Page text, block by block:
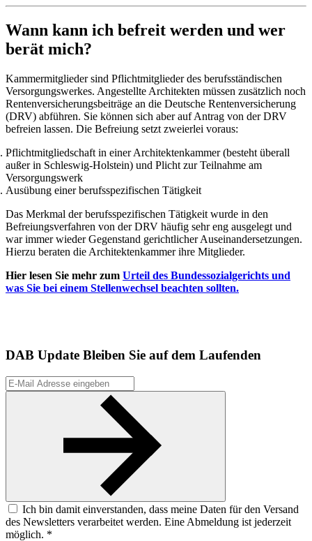
Wann kann ich befreit werden und wer
berät mich?
Kammermitglieder sind Pflichtmitglieder des berufsständischen
Versorgungswerkes. Angestellte Architekten müssen zusätzlich noch
Rentenversicherungsbeiträge an die Deutsche Rentenversicherung
(DRV) abführen. Sie können sich aber auf Antrag von der DRV
befreien lassen. Die Befreiung setzt zweierlei voraus:
Pflichtmitgliedschaft in einer Architektenkammer (besteht überall
außer in Schleswig-Holstein) und Plicht zur Teilnahme am
Versorgungswerk
Ausübung einer berufsspezifischen Tätigkeit
Das Merkmal der berufsspezifischen Tätigkeit wurde in den
Befreiungsverfahren von der DRV häufig sehr eng ausgelegt und
war immer wieder Gegenstand gerichtlicher Auseinandersetzungen.
Hierzu beraten die Architektenkammer ihre Mitglieder.
Hier lesen Sie mehr zum Urteil des Bundessozialgerichts und
was Sie bei einem Stellenwechsel beachten sollten.
DAB Update Bleiben Sie auf dem Laufenden
Ich bin damit einverstanden, dass meine Daten für den Versand
des Newsletters verarbeitet werden. Eine Abmeldung ist jederzeit
möglich. *